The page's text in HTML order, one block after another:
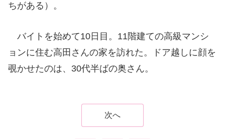
ちがある）。
バイトを始めて10日目。11階建ての高級マンシ
ョンに住む高田さんの家を訪れた。ドア越しに顔を
覗かせたのは、30代半ばの奥さん。
次へ